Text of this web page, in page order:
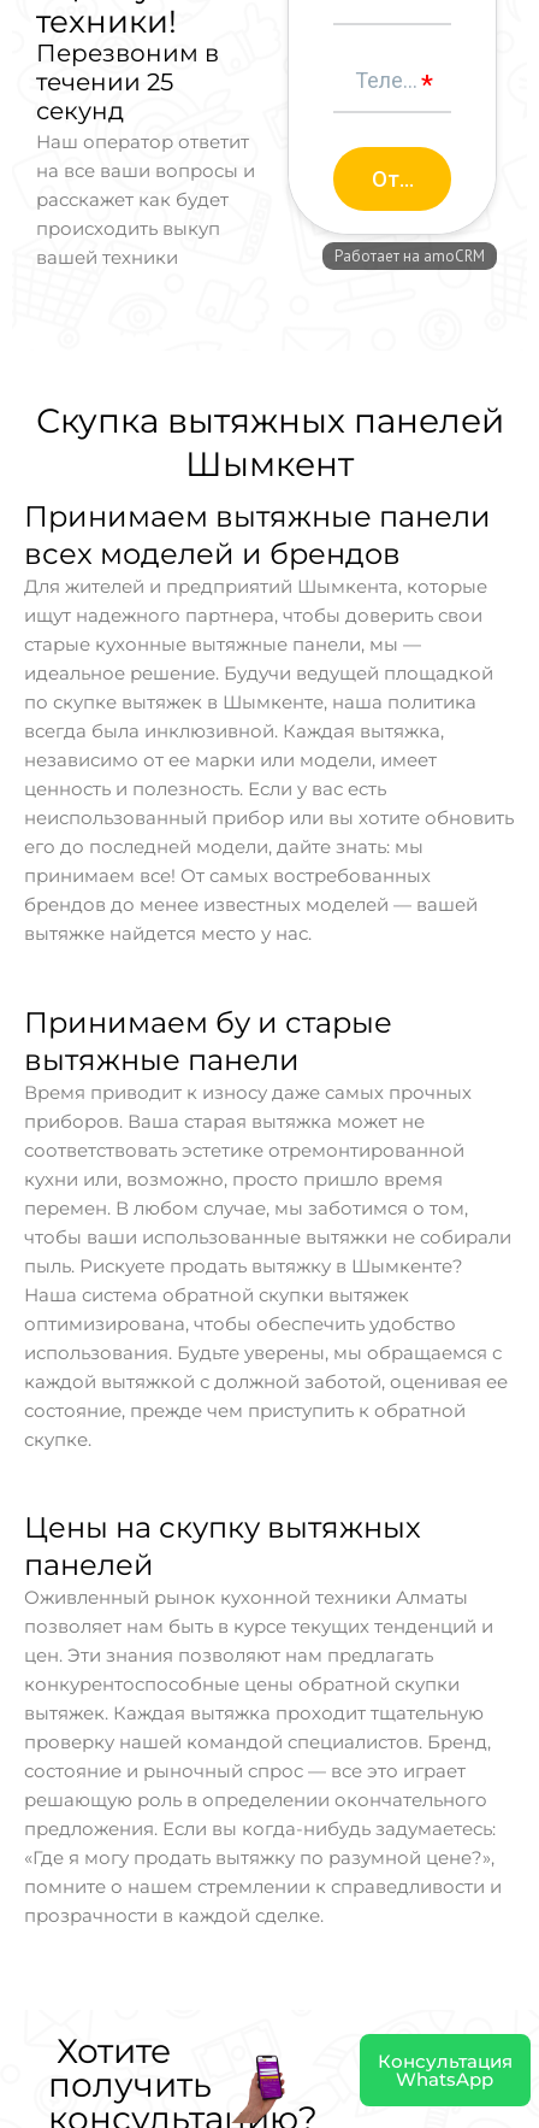
техники!
Перезвоним в
течении 25
секунд
Наш оператор ответит
на все ваши вопросы и
расскажет как будет
происходить выкуп
вашей техники
Скупка вытяжных панелей
Шымкент
Принимаем вытяжные панели
всех моделей и брендов
Для жителей и предприятий Шымкента, которые
ищут надежного партнера, чтобы доверить свои
старые кухонные вытяжные панели, мы —
идеальное решение. Будучи ведущей площадкой
по скупке вытяжек в Шымкенте, наша политика
всегда была инклюзивной. Каждая вытяжка,
независимо от ее марки или модели, имеет
ценность и полезность. Если у вас есть
неиспользованный прибор или вы хотите обновить
его до последней модели, дайте знать: мы
принимаем все! От самых востребованных
брендов до менее известных моделей — вашей
вытяжке найдется место у нас.
Принимаем бу и старые
вытяжные панели
Время приводит к износу даже самых прочных
приборов. Ваша старая вытяжка может не
соответствовать эстетике отремонтированной
кухни или, возможно, просто пришло время
перемен. В любом случае, мы заботимся о том,
чтобы ваши использованные вытяжки не собирали
пыль. Рискуете продать вытяжку в Шымкенте?
Наша система обратной скупки вытяжек
оптимизирована, чтобы обеспечить удобство
использования. Будьте уверены, мы обращаемся с
каждой вытяжкой с должной заботой, оценивая ее
состояние, прежде чем приступить к обратной
скупке.
Цены на скупку вытяжных
панелей
Оживленный рынок кухонной техники Алматы
позволяет нам быть в курсе текущих тенденций и
цен. Эти знания позволяют нам предлагать
конкурентоспособные цены обратной скупки
вытяжек. Каждая вытяжка проходит тщательную
проверку нашей командой специалистов. Бренд,
состояние и рыночный спрос — все это играет
решающую роль в определении окончательного
предложения. Если вы когда-нибудь задумаетесь:
«Где я могу продать вытяжку по разумной цене?»,
помните о нашем стремлении к справедливости и
прозрачности в каждой сделке.
Хотите
получить
консультацию?
Консультация
WhatsApp